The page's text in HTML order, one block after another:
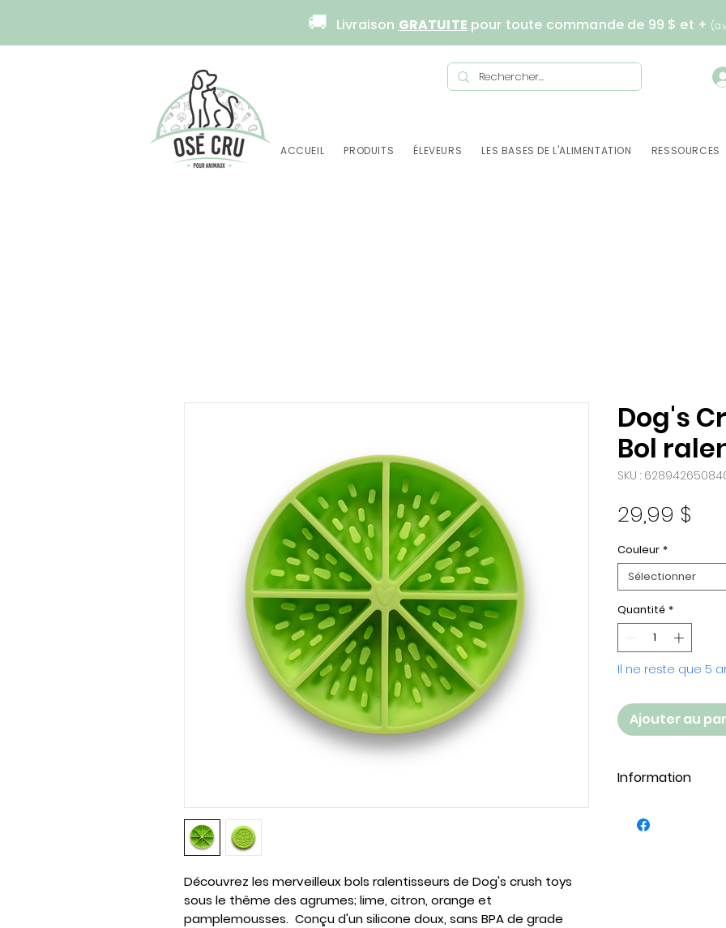
🚚 Livraison GRATUITE pour toute commande de 99 $ et +
ACCUEIL PRODUITS ÉLEVEURS LES BASES DE L'ALIMENTATION RESSOURCES
Découvrez les merveilleux bols ralentisseurs de Dog's crush toys
sous le thême des agrumes; lime, citron, orange et
pamplemousses. Conçu d'un silicone doux, sans BPA de grade
Dog's
Bol
SKU :
29,99 $
Couleur *
Sélectionner
Quantité *
Il ne reste que 5
Ajouter au
Information
dents, convient